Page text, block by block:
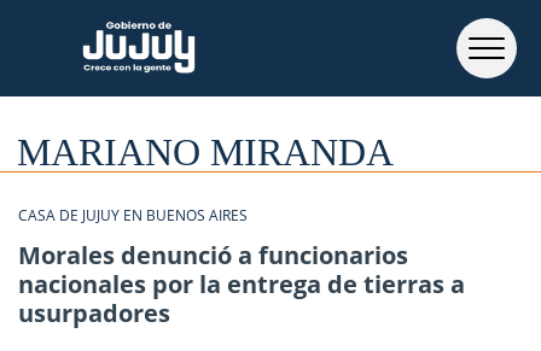
MARIANO MIRANDA
CASA DE JUJUY EN BUENOS AIRES
Morales denunció a funcionarios
nacionales por la entrega de tierras a
usurpadores